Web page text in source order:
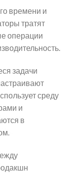
времени и
тратят
операции
задачи
среду
и
в